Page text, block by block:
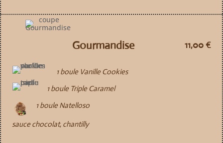
Gourmandise 11,00 €
1 boule Vanille Cookies
1 boule Triple Caramel
1 boule Natelloso
sauce chocolat, chantilly